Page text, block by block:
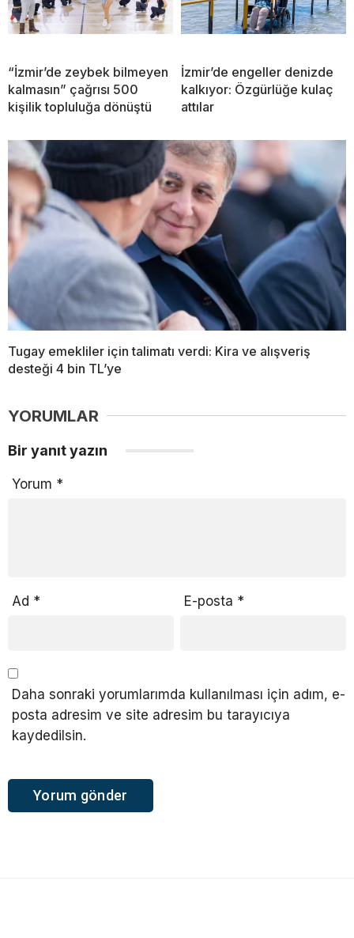
“İzmir’de zeybek bilmeyen
kalmasın” çağrısı 500
kişilik topluluğa dönüştü
İzmir’de engeller denizde
kalkıyor: Özgürlüğe kulaç
attılar
Tugay emekliler için talimatı verdi: Kira ve alışveriş
desteği 4 bin TL’ye
YORUMLAR
Bir yanıt yazın
Yorum *
Ad * E-posta *
Daha sonraki yorumlarımda kullanılması için adım, e-
posta adresim ve site adresim bu tarayıcıya
kaydedilsin.